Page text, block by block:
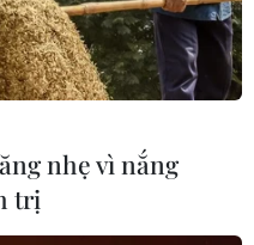
nhẹ vì nắng
trị